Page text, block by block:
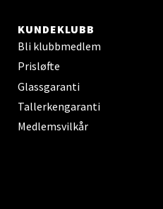
KUNDEKLUBB
Bli klubbmedlem
Prisløfte
Glassgaranti
Tallerkengaranti
Medlemsvilkår
Storo
Oslo